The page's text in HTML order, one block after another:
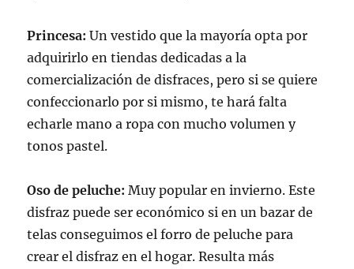
Princesa: Un vestido que la mayoría opta por
adquirirlo en tiendas dedicadas a la
comercialización de disfraces, pero si se quiere
confeccionarlo por si mismo, te hará falta
echarle mano a ropa con mucho volumen y
tonos pastel.
Oso de peluche: Muy popular en invierno. Este
disfraz puede ser económico si en un bazar de
telas conseguimos el forro de peluche para
crear el disfraz en el hogar. Resulta más